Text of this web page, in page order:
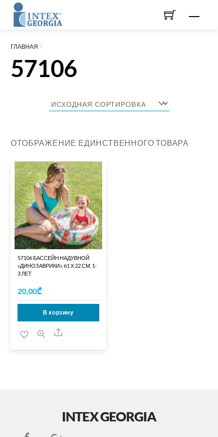
ГЛАВНАЯ
57106
ОТОБРАЖЕНИЕ ЕДИНСТВЕННОГО ТОВАРА
57106 БАССЕЙН НАДУВНОЙ
«ДИНОЗАВРИКИ», 61 Х 22 СМ, 1-
3 ЛЕТ
20,00₾
В корзину
Share
INTEX GEORGIA